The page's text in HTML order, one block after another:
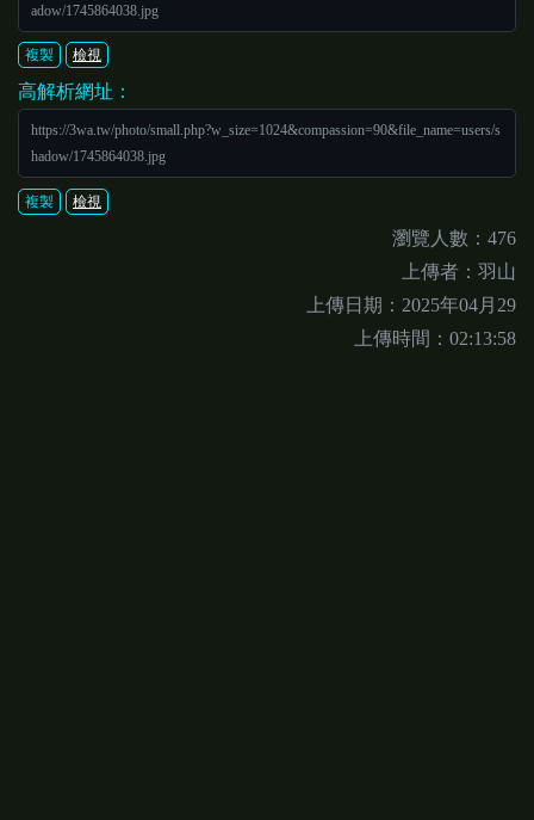
adow/1745864038.jpg
複製 檢視
高解析網址：
https://3wa.tw/photo/small.php?w_size=1024&compassion=90&file_name=users/s
hadow/1745864038.jpg
複製 檢視
瀏覽人數：476
上傳者：羽山
上傳日期：2025年04月29
上傳時間：02:13:58